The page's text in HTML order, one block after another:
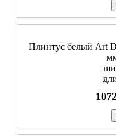
Плинтус белый Art